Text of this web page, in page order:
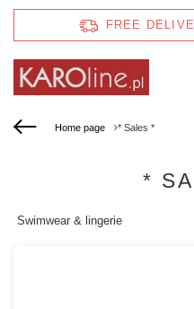
FREE
Home page * Sales *
*
Swimwear & lingerie